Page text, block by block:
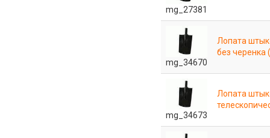
mg_27381
mg_34670
Лопата
без
mg_34673
Лопата